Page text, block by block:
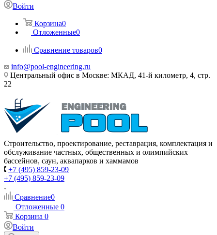
Войти
Корзина0
Отложенные0
Сравнение товаров0
info@pool-engineering.ru
Центральный офис в Москве: МКАД, 41-й километр, 4, стр.
22
Строительство, проектирование, реставрация, комплектация и
обслуживание частных, общественных и олимпийских
бассейнов, саун, аквапарков и хаммамов
+7 (495) 859-23-09
+7 (495) 859-23-09
Сравнение0
Отложенные 0
Корзина 0
Войти